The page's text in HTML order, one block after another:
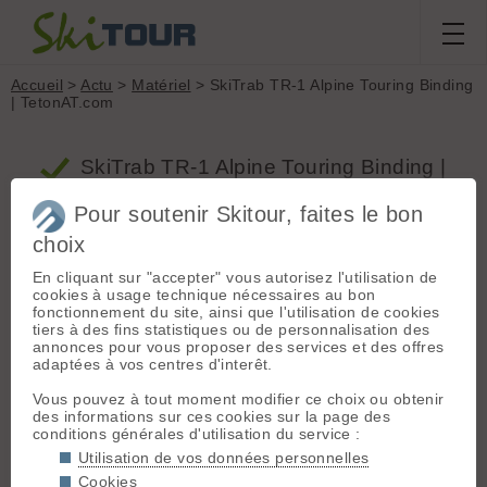
Accueil > Actu > Matériel > SkiTrab TR-1 Alpine Touring Binding
| TetonAT.com
SkiTrab TR-1 Alpine Touring Binding |
14 votes
TetonAT.com
Proposé par tucco le 04.02.09 à 06:59 :: www.tetonat.com ::
1083 vus :: 719 clics ::
4 commentaires::Matériel
Pourquoi faire simple puisqu'il est plus facile,
Commentaires
Pour soutenir Skitour, faites le bon
choix
En cliquant sur "accepter" vous autorisez l'utilisation de
cookies à usage technique nécessaires au bon
fonctionnement du site, ainsi que l'utilisation de cookies
tiers à des fins statistiques ou de personnalisation des
annonces pour vous proposer des services et des offres
adaptées à vos centres d'interêt.
Vous pouvez à tout moment modifier ce choix ou obtenir
des informations sur ces cookies sur la page des
conditions générales d'utilisation du service :
Utilisation de vos données personnelles
Cookies